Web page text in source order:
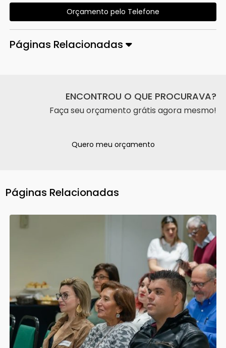
Orçamento pelo Telefone
Páginas Relacionadas
ENCONTROU O QUE PROCURAVA?
Faça seu orçamento grátis agora mesmo!
Quero meu orçamento
Páginas Relacionadas